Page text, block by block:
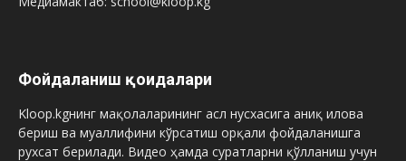
Фойдаланиш қоидалари
Kloop.kgнинг мақолаларининг асл нусхасига аниқ илова
бериш ва муаллифини кўрсатиш орқали фойдаланишга
рухсат берилади. Видео ҳамда суратларни қўлланиш учун